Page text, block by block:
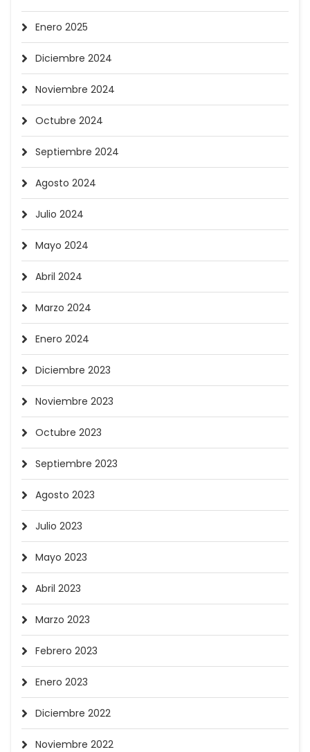
Enero 2025
Diciembre 2024
Noviembre 2024
Octubre 2024
Septiembre 2024
Agosto 2024
Julio 2024
Mayo 2024
Abril 2024
Marzo 2024
Enero 2024
Diciembre 2023
Noviembre 2023
Octubre 2023
Septiembre 2023
Agosto 2023
Julio 2023
Mayo 2023
Abril 2023
Marzo 2023
Febrero 2023
Enero 2023
Diciembre 2022
Noviembre 2022